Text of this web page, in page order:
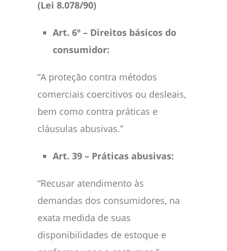
(Lei 8.078/90)
Art. 6º – Direitos básicos do
consumidor:
“A proteção contra métodos
comerciais coercitivos ou desleais,
bem como contra práticas e
cláusulas abusivas.”
Art. 39 – Práticas abusivas:
“Recusar atendimento às
demandas dos consumidores, na
exata medida de suas
disponibilidades de estoque e